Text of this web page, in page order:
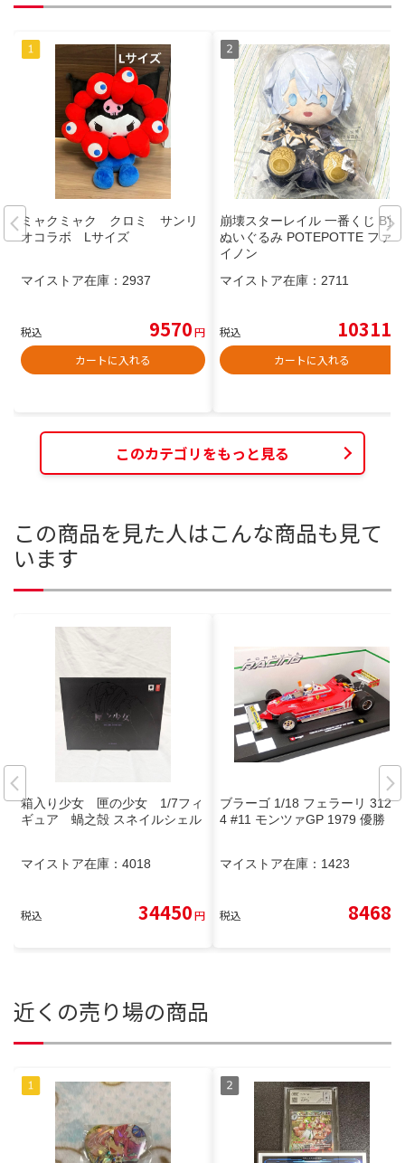
ミャクミャク クロミ サンリ
オコラボ Lサイズ
マイストア在庫： 2937
税込 9570円
カートに入れる
崩壊スターレイル 一番くじ B賞
ぬいぐるみ POTEPOTTE ファ
イノン
マイストア在庫： 2711
税込 10311
カートに入れる
このカテゴリをもっと見る
この商品を見た人はこんな商品も見て
います
箱入り少女 匣の少女 1/7フィ
ギュア 蝸之殻 スネイルシェル
マイストア在庫： 4018
税込 34450円
ブラーゴ 1/18 フェラーリ 312T
4 #11 モンツァGP 1979 優勝
マイストア在庫： 1423
税込 8468
近くの売り場の商品